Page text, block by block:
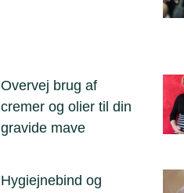
Overvej brug af
cremer og olier til din
gravide mave
Hygiejnebind og